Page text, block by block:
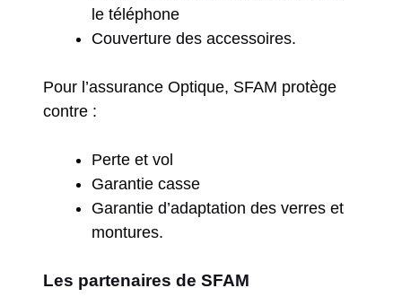
le téléphone
Couverture des accessoires.
Pour l’assurance Optique, SFAM protège
contre :
Perte et vol
Garantie casse
Garantie d’adaptation des verres et
montures.
Les partenaires de SFAM